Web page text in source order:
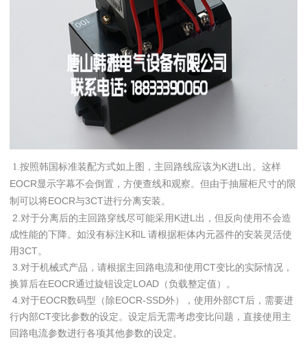
1.按照韩国标准装配方式如上图，主回路线应该为K进L出。这样
EOCR显示字幕不会倒置，方便查线和观察。但由于抽屉柜尺寸的限
制可以将EOCR与3CT进行分离安装。
2.对于分离后的主回路穿线尽可能采用K进L出，但反向使用不会造
成性能的下降。如没有标注K和L请根据柜体内元器件的安装灵活使
用3CT。
3.对于机械式产品，请根据主回路电流和使用CT变比的实际情况，
换算后在EOCR通过旋钮设定LOAD（负载整定值）。
4.对于EOCR数码型（除EOCR-SSD外），使用外部CT后，需要进
行内部CT变比参数的设定。设定后无需考虑变比问题，直接使用主
回路电流参数进行各项其他参数的设定。